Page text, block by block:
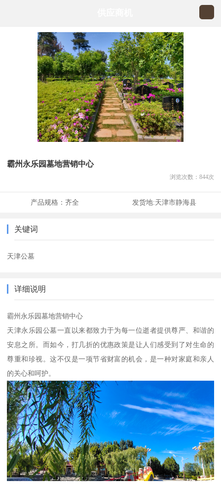
霸州永乐园墓地营销中心
浏览次数： 844次
产品规格： 齐全 发货地:天津市静海县
关键词
天津公墓
详细说明
霸州永乐园墓地营销中心
天津永乐园公墓一直以来都致力于为每一位逝者提供尊严、和谐的
安息之所。而如今，打几折的优惠政策是让人们感受到了对生命的
尊重和珍视。这不仅是一项节省财富的机会，是一种对家庭和亲人
的关心和呵护。